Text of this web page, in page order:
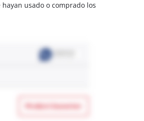
usado o comprado los